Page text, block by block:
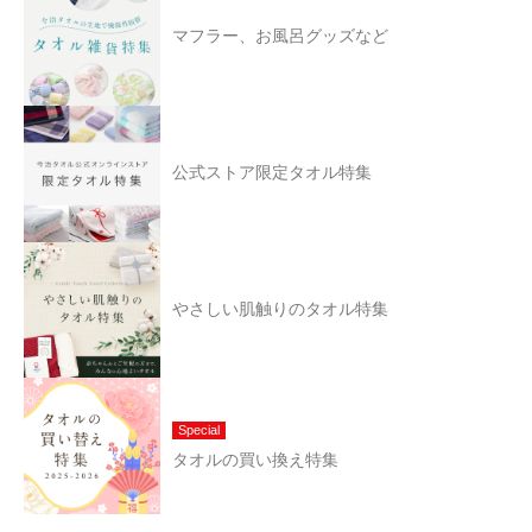
マフラー、お風呂グッズなど
公式ストア限定タオル特集
やさしい肌触りのタオル特集
Special
タオルの買い換え特集